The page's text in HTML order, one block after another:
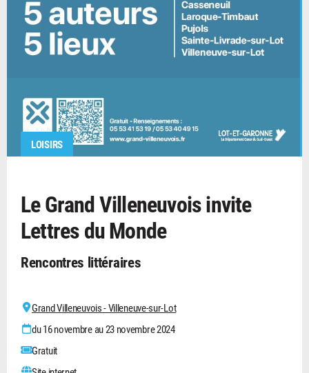
LOISIRS
Le Grand Villeneuvois invite
Lettres du Monde
Rencontres littéraires
Grand Villeneuvois - Villeneuve-sur-Lot
du 16 novembre au 23 novembre 2024
Gratuit